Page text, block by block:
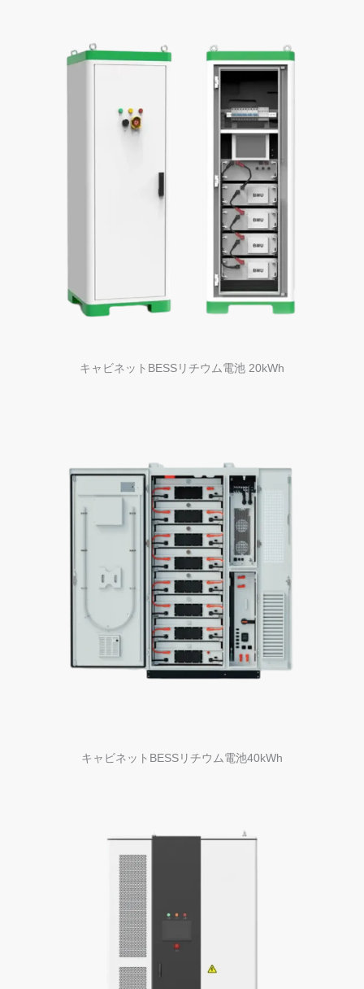
キャビネットBESSリチウム電池 20kWh
キャビネットBESSリチウム電池40kWh